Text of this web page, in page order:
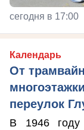
сегодня в 17:00
Календарь
От
переулок
В 1946 году